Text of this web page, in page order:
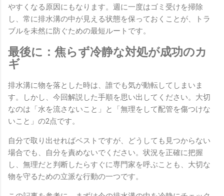
やすくなる原因にもなります。週に一度はゴミ受けを掃除
し、常に排水溝の中が見える状態を保っておくことが、トラ
ブルを未然に防ぐための最短ルートです。
最後に：焦らず冷静な対処が成功のカ
ギ
排水溝に物を落とした時は、誰でも気が動転してしまいま
す。しかし、今回解説した手順を思い出してください。大切
なのは「水を流さないこと」と「無理をして配管を傷つけな
いこと」の2点です。
自分で取り出せればベストですが、どうしても見つからない
場合でも、自分を責めないでください。状況を正確に把握
し、無理だと判断したらすぐに専門家を呼ぶことも、大切な
物を守るための立派な行動の一つです。